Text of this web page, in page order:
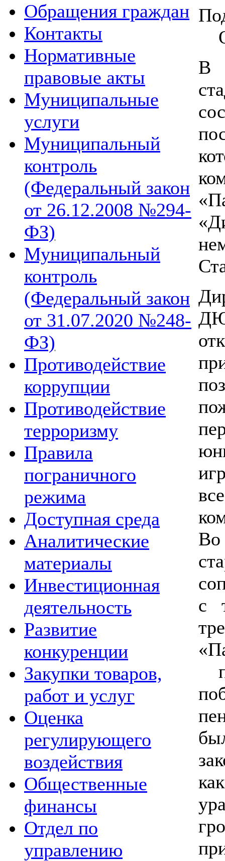
Обращения граждан
Контакты
Нормативные
правовые акты
Муниципальные
услуги
Муниципальный
контроль
(Федеральный закон
от 26.12.2008 №294-
ФЗ)
Муниципальный
контроль
(Федеральный закон
от 31.07.2020 №248-
ФЗ)
Противодействие
коррупции
Противодействие
терроризму
Правила
пограничного
режима
Доступная среда
Аналитические
материалы
Инвестиционная
деятельность
Развитие
конкуренции
Закупки товаров,
работ и услуг
Оценка
регулирующего
воздействия
Общественные
финансы
Отдел по
управлению
В
с